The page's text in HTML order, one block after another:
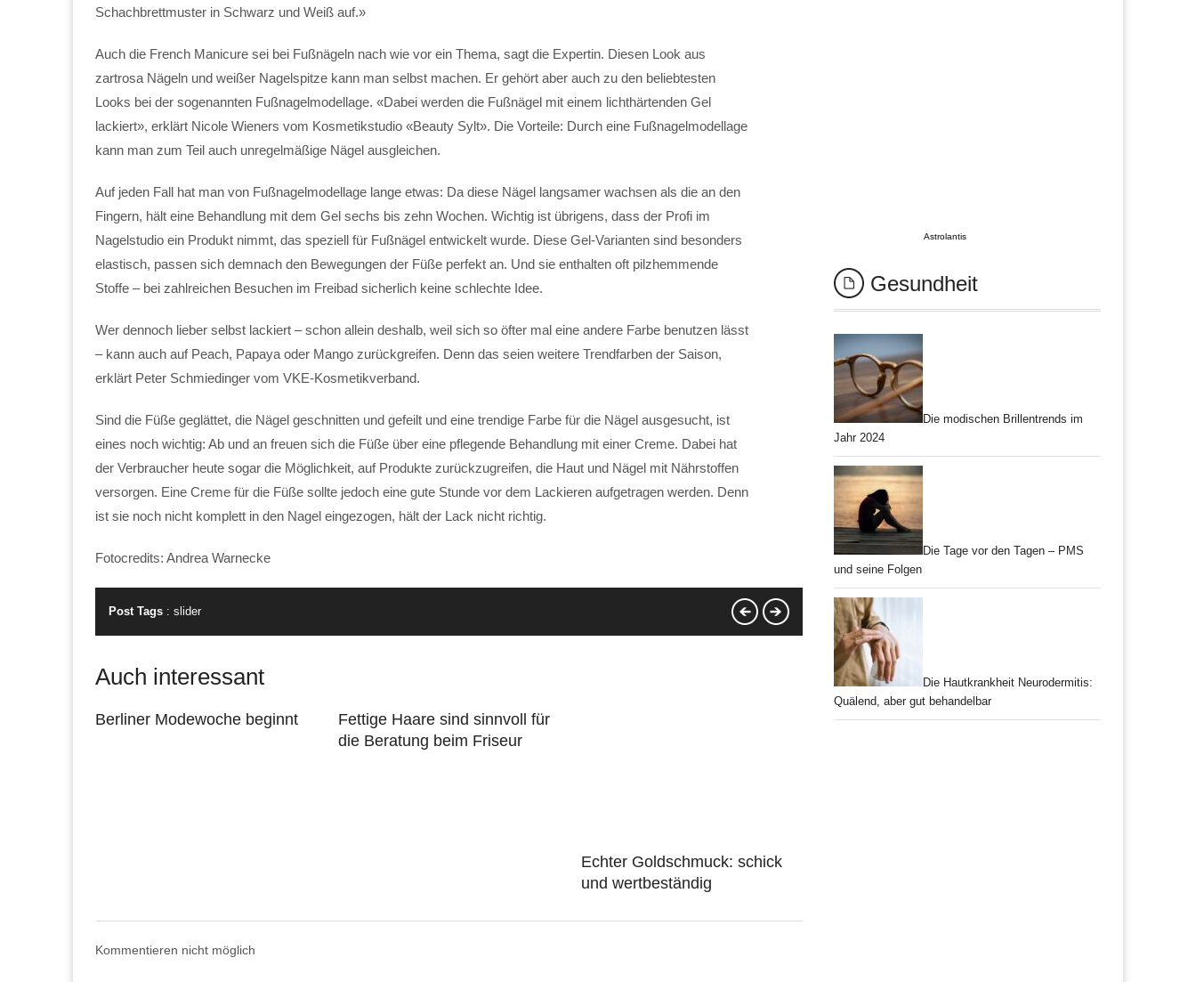
Schachbrettmuster in Schwarz und Weiß auf.»
Auch die French Manicure sei bei Fußnägeln nach wie vor ein Thema, sagt die Expertin. Diesen Look aus
zartrosa Nägeln und weißer Nagelspitze kann man selbst machen. Er gehört aber auch zu den beliebtesten
Looks bei der sogenannten Fußnagelmodellage. «Dabei werden die Fußnägel mit einem lichthärtenden Gel
lackiert», erklärt Nicole Wieners vom Kosmetikstudio «Beauty Sylt». Die Vorteile: Durch eine Fußnagelmodellage
kann man zum Teil auch unregelmäßige Nägel ausgleichen.
Auf jeden Fall hat man von Fußnagelmodellage lange etwas: Da diese Nägel langsamer wachsen als die an den
Fingern, hält eine Behandlung mit dem Gel sechs bis zehn Wochen. Wichtig ist übrigens, dass der Profi im
Nagelstudio ein Produkt nimmt, das speziell für Fußnägel entwickelt wurde. Diese Gel-Varianten sind besonders
elastisch, passen sich demnach den Bewegungen der Füße perfekt an. Und sie enthalten oft pilzhemmende
Stoffe – bei zahlreichen Besuchen im Freibad sicherlich keine schlechte Idee.
Wer dennoch lieber selbst lackiert – schon allein deshalb, weil sich so öfter mal eine andere Farbe benutzen lässt
– kann auch auf Peach, Papaya oder Mango zurückgreifen. Denn das seien weitere Trendfarben der Saison,
erklärt Peter Schmiedinger vom VKE-Kosmetikverband.
Sind die Füße geglättet, die Nägel geschnitten und gefeilt und eine trendige Farbe für die Nägel ausgesucht, ist
eines noch wichtig: Ab und an freuen sich die Füße über eine pflegende Behandlung mit einer Creme. Dabei hat
der Verbraucher heute sogar die Möglichkeit, auf Produkte zurückzugreifen, die Haut und Nägel mit Nährstoffen
versorgen. Eine Creme für die Füße sollte jedoch eine gute Stunde vor dem Lackieren aufgetragen werden. Denn
ist sie noch nicht komplett in den Nagel eingezogen, hält der Lack nicht richtig.
Fotocredits: Andrea Warnecke
Post Tags : slider
Auch interessant
Berliner Modewoche beginnt
Fettige Haare sind sinnvoll für
die Beratung beim Friseur
Echter Goldschmuck: schick
und wertbeständig
Kommentieren nicht möglich
Astrolantis
Gesundheit
Die modischen Brillentrends im
Jahr 2024
Die Tage vor den Tagen – PMS
und seine Folgen
Die Hautkrankheit Neurodermitis:
Quälend, aber gut behandelbar